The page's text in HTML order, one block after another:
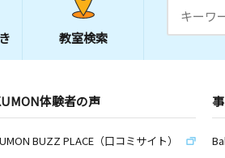
教室検索
体験者の声
BUZZ PLACE（口コミサイト）